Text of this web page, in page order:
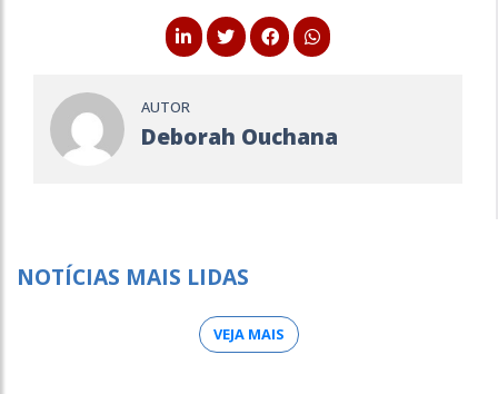
AUTOR
Deborah Ouchana
NOTÍCIAS MAIS LIDAS
VEJA MAIS